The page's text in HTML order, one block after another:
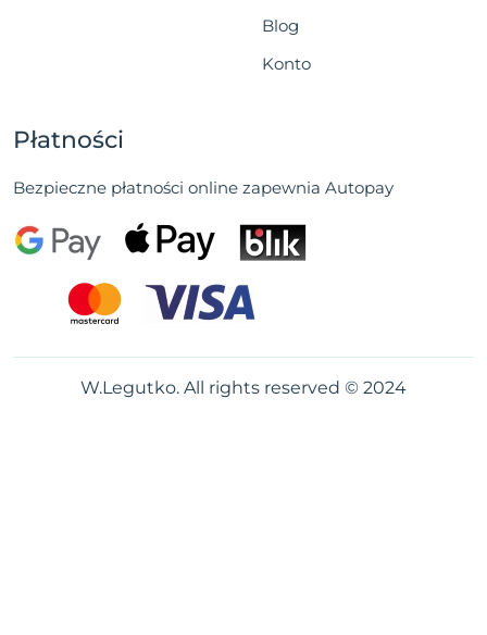
Blog
Konto
Płatności
Bezpieczne płatności online zapewnia Autopay
W.Legutko. All rights reserved © 2024